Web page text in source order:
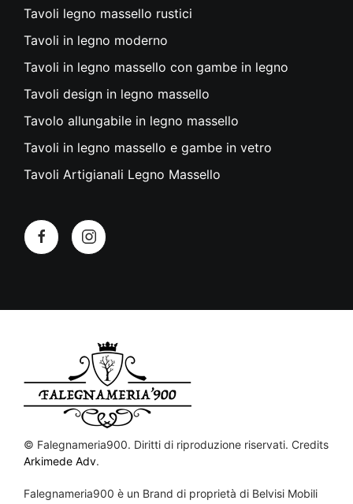
Tavoli legno massello rustici
Tavoli in legno moderno
Tavoli in legno massello con gambe in legno
Tavoli design in legno massello
Tavolo allungabile in legno massello
Tavoli in legno massello e gambe in vetro
Tavoli Artigianali Legno Massello
© Falegnameria900. Diritti di riproduzione riservati. Credits
Arkimede Adv.
Falegnameria900 è un Brand di proprietà di Belvisi Mobili